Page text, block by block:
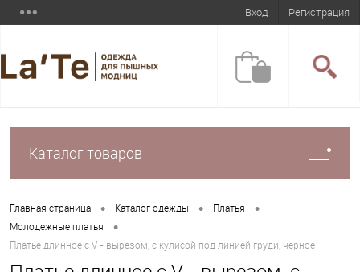
Вход Регистрация
Каталог товаров
Главная страница • Каталог одежды • Платья •
Молодежные платья •
Платье длинное с V - вырезом, с кулисой под линией груди, черное